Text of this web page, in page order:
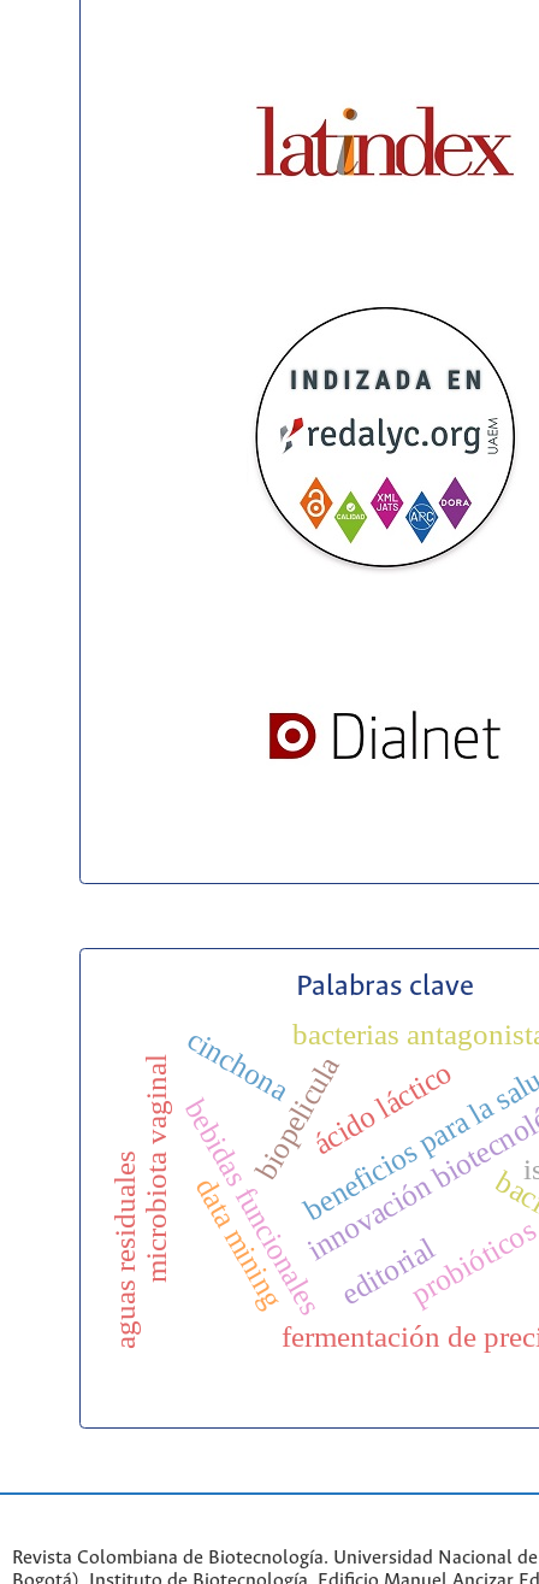
Palabras clave
editorial
bebidas funcionalesinnovación
fermentación de
beneficios para la
ácido láctico
microbiota vaginal
bacterias
data mining
biopelicula
aguas residuales
cinchona
Revista Colombiana de Biotecnología. Universidad Nacional